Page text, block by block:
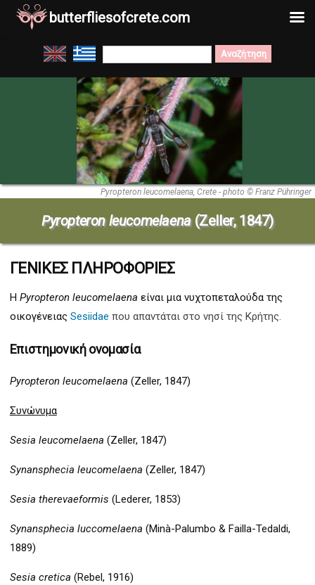
Μετάβαση
στο
περιεχόμενο
Search
for:
Pyropteron leucomelaena, Crete - photo © Franz Pühringer
Pyropteron leucomelaena(Zeller, 1847)
ΓΕΝΙΚΕΣ ΠΛΗΡΟΦΟΡΙΕΣ
Η Pyropteron leucomelaena είναι μια νυχτοπεταλούδα της
οικογένειας Sesiidae που απαντάται στο νησί της Κρήτης.
Επιστημονική ονομασία
Pyropteron leucomelaena (Zeller, 1847)
Συνώνυμα
Sesia leucomelaena (Zeller, 1847)
Synansphecia leucomelaena (Zeller, 1847)
Sesia therevaeformis (Lederer, 1853)
Synansphecia luccomelaena (Minà-Palumbo & Failla-Tedaldi,
1889)
Sesia cretica (Rebel, 1916)
butterfliesofcrete.com